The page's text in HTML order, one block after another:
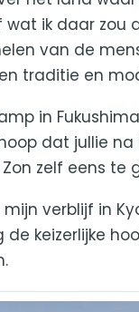
ik daar zou
van de
traditie en
in
dat jullie
Zon zelf eens te
mijn verblijf in
de keizerlijke